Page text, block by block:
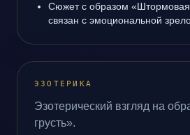
Сюжет с образом «Штормовая
связан с эмоциональной
ЭЗОТЕРИКА
Эзотерический взгляд на
грусть».